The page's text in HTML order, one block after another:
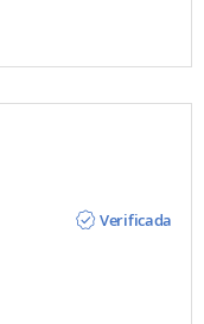
Verificada